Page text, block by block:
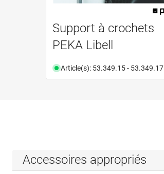
Support à crochets
PEKA Libell
Article(s): 53.349.15 - 53.349.17
Accessoires appropriés